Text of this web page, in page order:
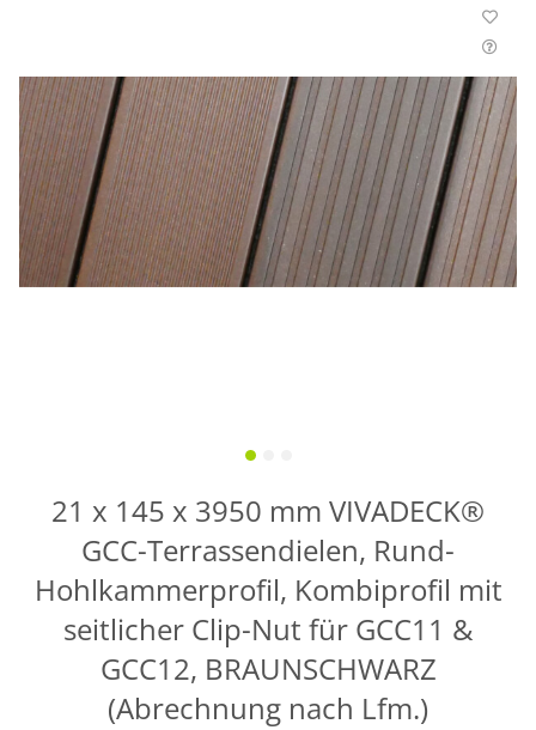
21 x 145 x 3950 mm VIVADECK®
GCC-Terrassendielen, Rund-
Hohlkammerprofil, Kombiprofil mit
seitlicher Clip-Nut für GCC11 &
GCC12, BRAUNSCHWARZ
(Abrechnung nach Lfm.)